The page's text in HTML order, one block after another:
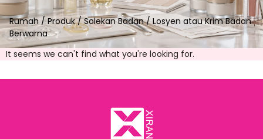
Rumah/ Produk/Solekan Badan/ Losyen atau Krim Badan
Berwarna
It seems we can't find what you're looking for.